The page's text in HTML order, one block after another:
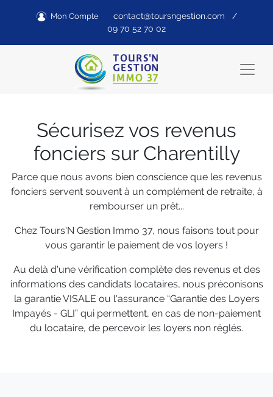
Mon Compte contact@toursngestion.com /
09 70 52 70 02
Sécurisez vos revenus
fonciers sur Charentilly
Parce que nous avons bien conscience que les revenus
fonciers servent souvent à un complément de retraite, à
rembourser un prêt...
Chez Tours'N Gestion Immo 37, nous faisons tout pour
vous garantir le paiement de vos loyers !
Au delà d'une vérification complète des revenus et des
informations des candidats locataires, nous préconisons
la garantie VISALE ou l'assurance “Garantie des Loyers
Impayés - GLI” qui permettent, en cas de non-paiement
du locataire, de percevoir les loyers non réglés.